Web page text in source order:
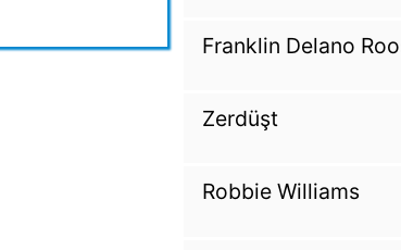
Franklin Delano
Zerdüşt
Robbie Williams